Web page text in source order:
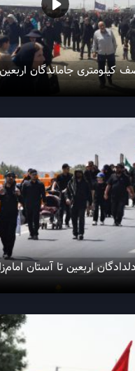
کیلومتری جاماندگان
اربعین تا آستان